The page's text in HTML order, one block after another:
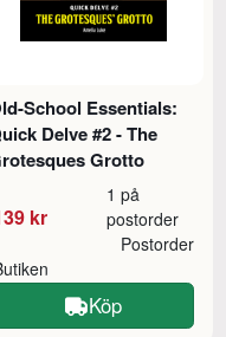
School Essentials:
Delve #2 - The
Grotto
kr
1 på
postorder
Postorder
Köp